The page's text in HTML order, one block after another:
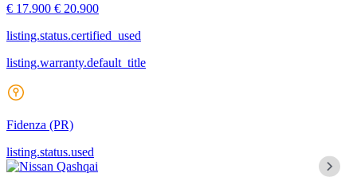
€ 17.900 € 20.900
listing.status.certified_used
listing.warranty.default_title
Fidenza (PR)
listing.status.used